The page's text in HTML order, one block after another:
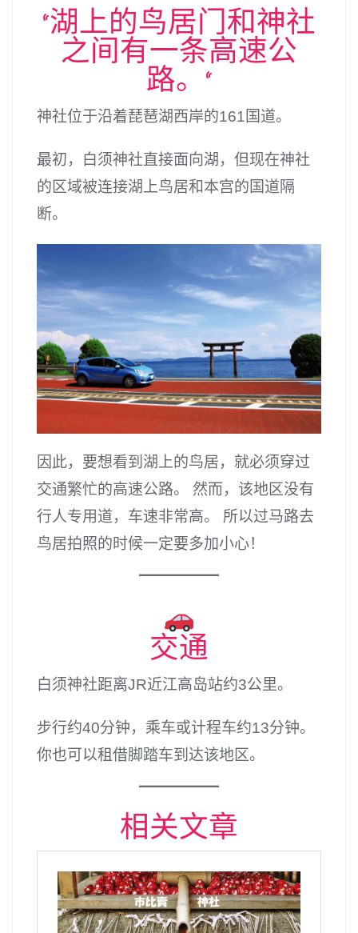
“湖上的鸟居门和神社
之间有一条高速公
路。”
神社位于沿着琵琶湖西岸的161国道。
最初，白须神社直接面向湖，但现在神社
的区域被连接湖上鸟居和本宫的国道隔
断。
因此，要想看到湖上的鸟居，就必须穿过
交通繁忙的高速公路。 然而，该地区没有
行人专用道，车速非常高。 所以过马路去
鸟居拍照的时候一定要多加小心！
交通
白须神社距离JR近江高岛站约3公里。
步行约40分钟，乘车或计程车约13分钟。
你也可以租借脚踏车到达该地区。
相关文章